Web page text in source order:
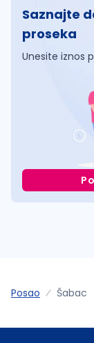
Saznajte
proseka
Unesite iznos
Posao Šabac